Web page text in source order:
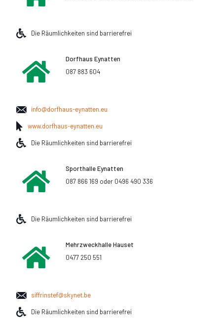
Die Räumlichkeiten sind barrierefrei
Dorfhaus Eynatten
087 883 604
info@dorfhaus-eynatten.eu
www.dorfhaus-eynatten.eu
Die Räumlichkeiten sind barrierefrei
Sporthalle Eynatten
087 866 169 oder 0496 490 336
Die Räumlichkeiten sind barrierefrei
Mehrzweckhalle Hauset
0477 250 551
siffrinstef@skynet.be
Die Räumlichkeiten sind barrierefrei